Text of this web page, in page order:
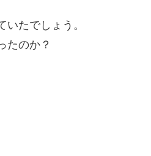
いたでしょう。
たのか？